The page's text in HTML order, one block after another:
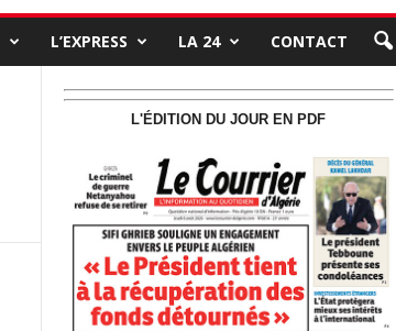
L’EXPRESS LA 24 CONTACT
L'ÉDITION DU JOUR EN PDF